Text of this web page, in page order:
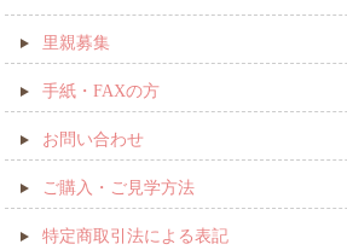
里親募集
手紙・FAXの方
お問い合わせ
ご購入・ご見学方法
特定商取引法による表記